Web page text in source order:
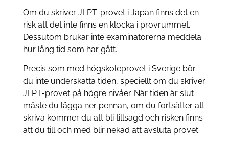
Om du skriver JLPT-provet i Japan finns det en
risk att det inte finns en klocka i provrummet.
Dessutom brukar inte examinatorerna meddela
hur lång tid som har gått.
Precis som med högskoleprovet i Sverige bör
du inte underskatta tiden, speciellt om du skriver
JLPT-provet på högre nivåer. När tiden är slut
måste du lägga ner pennan, om du fortsätter att
skriva kommer du att bli tillsagd och risken finns
att du till och med blir nekad att avsluta provet.